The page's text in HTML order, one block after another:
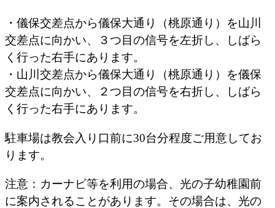
・儀保交差点から儀保大通り（桃原通り）を山川
交差点に向かい、３つ目の信号を左折し、しばら
く行った右手にあります。
・山川交差点から儀保大通り（桃原通り）を儀保
交差点に向かい、２つ目の信号を右折し、しばら
く行った右手にあります。
駐車場は教会入り口前に30台分程度ご用意してお
ります。
注意：カーナビ等を利用の場合、光の子幼稚園前
に案内されることがあります。その場合は、光の